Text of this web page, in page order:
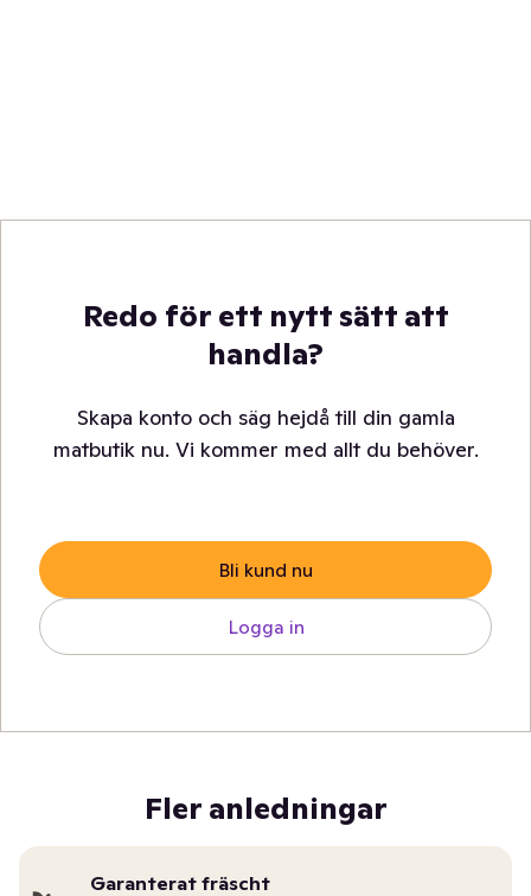
Redo för ett nytt sätt att
handla?
Skapa konto och säg hejdå till din gamla
matbutik nu. Vi kommer med allt du behöver.
Bli kund nu
Logga in
Fler anledningar
Garanterat fräscht